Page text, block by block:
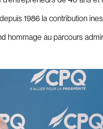
1986 la contribution
hommage au parcours